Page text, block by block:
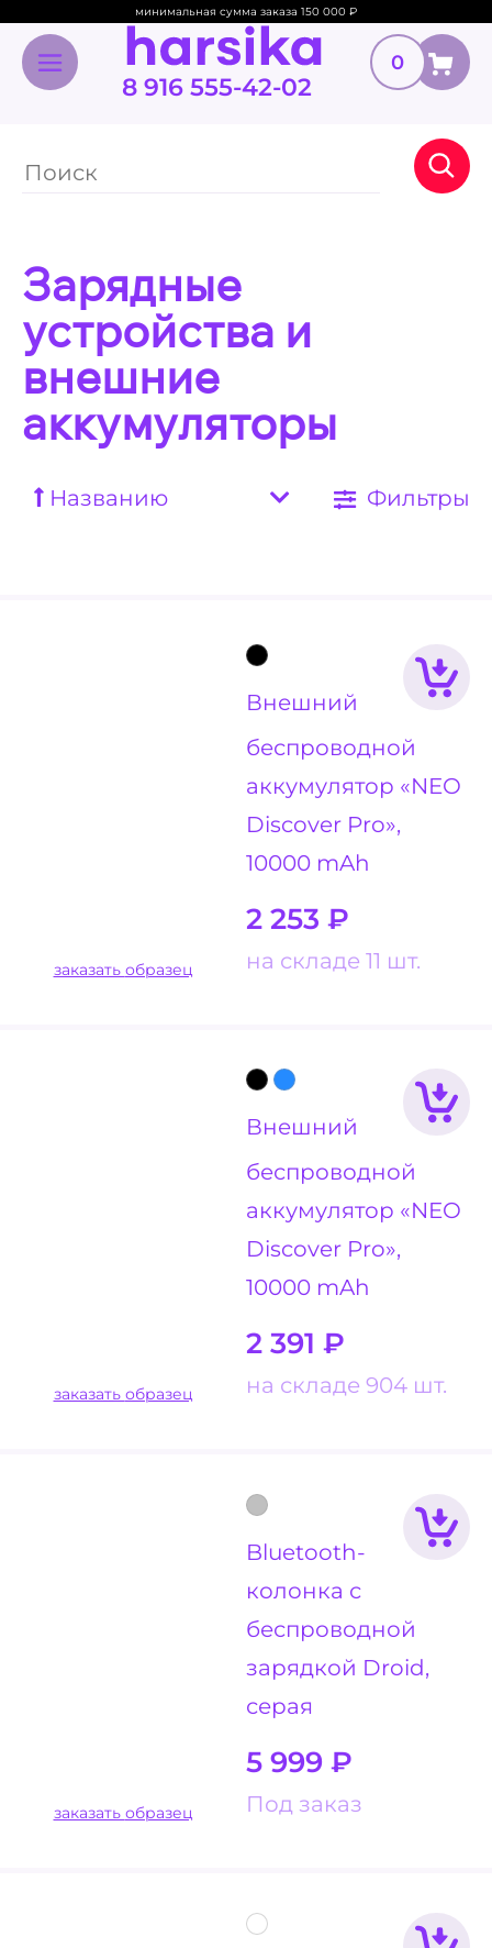
минимальная сумма заказа 150 000 ₽
8 916 555-42-02
0
Зарядные
устройства и
внешние
аккумуляторы
Названию Фильтры
Внешний
беспроводной
аккумулятор «NEO
Discover Pro»,
10000 mAh
2 253 ₽
на складе 11 шт.
заказать образец
Внешний
беспроводной
аккумулятор «NEO
Discover Pro»,
10000 mAh
2 391 ₽
на складе 904 шт.
заказать образец
Bluetooth-
колонка с
беспроводной
зарядкой Droid,
серая
5 999 ₽
Под заказ
заказать образец